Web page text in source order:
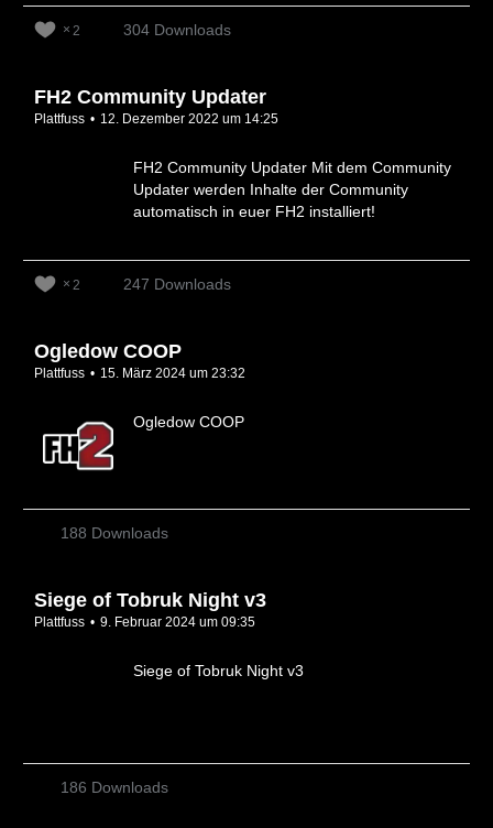
2 304 Downloads
FH2 Community Updater
Plattfuss 12. Dezember 2022 um 14:25
FH2 Community Updater Mit dem Community
Updater werden Inhalte der Community
automatisch in euer FH2 installiert!
2 247 Downloads
Ogledow COOP
Plattfuss 15. März 2024 um 23:32
Ogledow COOP
188 Downloads
Siege of Tobruk Night v3
Plattfuss 9. Februar 2024 um 09:35
Siege of Tobruk Night v3
186 Downloads